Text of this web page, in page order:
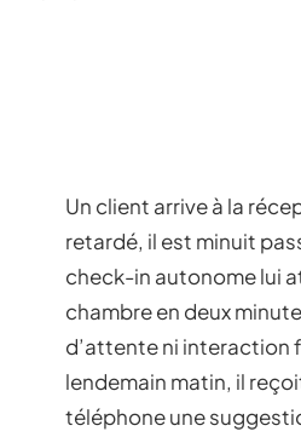
Un client arrive à la
retardé, il est minuit
check-in autonome lui
chambre en deux
d’attente ni interaction
lendemain matin, il
téléphone une